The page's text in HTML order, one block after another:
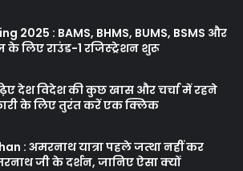
2025 : BAMS, BHMS, BUMS, BSMS और
के लिए राउंड-1 रजिस्ट्रेशन शुरू
देश विदेश की कुछ खास और चर्चा में रहने
के लिए तुरंत करें एक क्लिक
: अमरनाथ यात्रा पहले जत्था नहीं कर
जी के दर्शन, जानिए ऐसा क्यों